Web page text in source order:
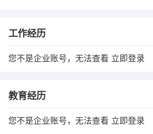
工作经历
您不是企业账号，无法查看 立即登录
教育经历
您不是企业账号，无法查看 立即登录